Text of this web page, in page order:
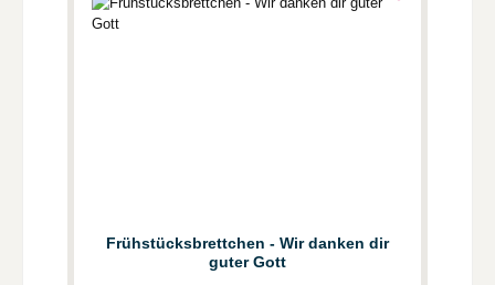
Frühstücksbrettchen - Wir danken dir
guter Gott